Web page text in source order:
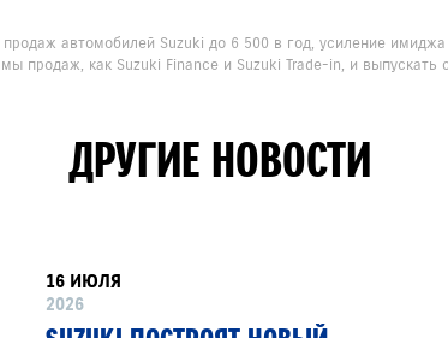
автомобилей Suzuki до 6 500 в год, усиление
продаж, как Suzuki Finance и Suzuki Trade-in, и
ДРУГИЕ НОВОСТИ
16 ИЮЛЯ
2026